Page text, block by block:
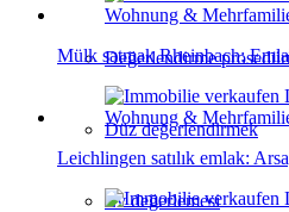
Değerlendirme
Düz değerlendirmek
Ev değerlemesi
Mülk satmak Rheinbach:
Leichlingen satılık emlak: